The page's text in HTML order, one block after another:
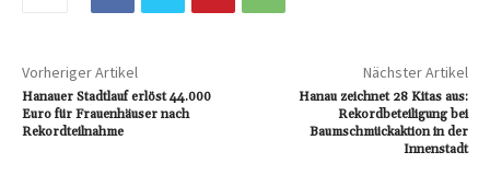
Vorheriger Artikel
Hanauer Stadtlauf erlöst 44.000
Euro für Frauenhäuser nach
Rekordteilnahme
Nächster Artikel
Hanau zeichnet 28 Kitas aus:
Rekordbeteiligung bei
Baumschmückaktion in der
Innenstadt